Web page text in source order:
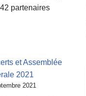
partenaires
et Assemblée
2021
2021